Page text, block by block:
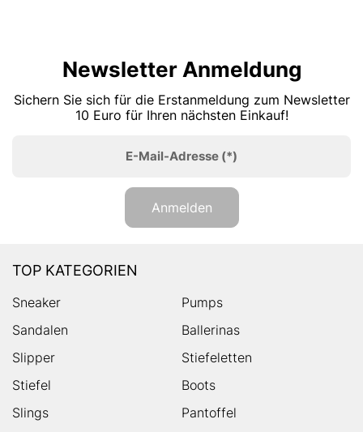
Newsletter Anmeldung
Sichern Sie sich für die Erstanmeldung zum Newsletter
10 Euro für Ihren nächsten Einkauf!
E-Mail-Adresse (*)
Anmelden
TOP KATEGORIEN
Sneaker
Pumps
Sandalen
Ballerinas
Slipper
Stiefeletten
Stiefel
Boots
Slings
Pantoffel